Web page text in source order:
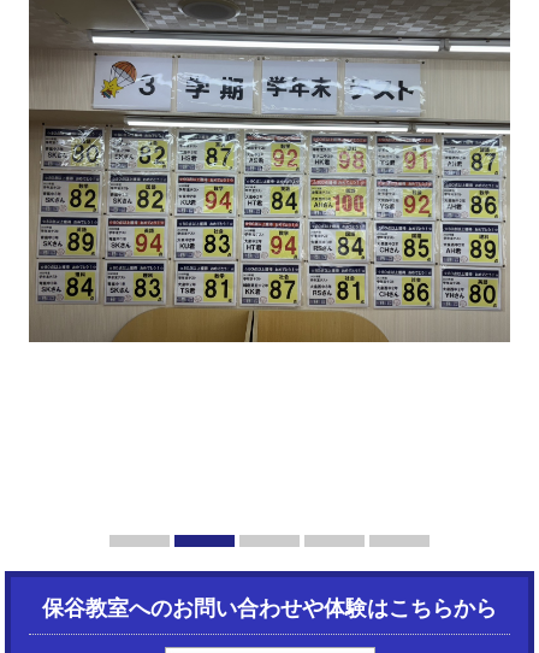
1 2 3 4
保谷教室へのお問い合わせや体験はこちらから